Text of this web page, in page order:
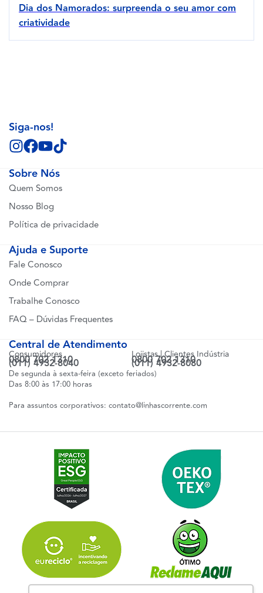
Dia dos Namorados: surpreenda o seu amor com
criatividade
Sobre Nós
Quem Somos
Nosso Blog
Política de privacidade
Ajuda e Suporte
Fale Conosco
Onde Comprar
Trabalhe Conosco
FAQ – Dúvidas Frequentes
Central de Atendimento
Consumidores
0800 702 1310
(011) 4932-8040
Lojistas | Clientes Indústria
0800 702 1310
(011) 4932-8080
De segunda à sexta-feira (exceto feriados)
Das 8:00 às 17:00 horas
Para assuntos corporativos: contato@linhascorrente.com
Siga-nos!